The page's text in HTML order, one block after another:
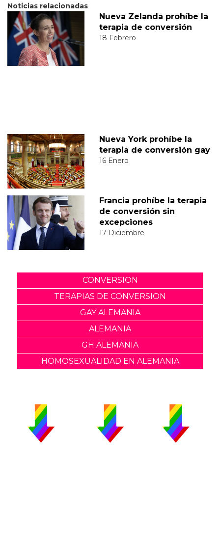
Noticias relacionadas
Nueva Zelanda prohíbe la
terapia de conversión
18 Febrero
Nueva York prohíbe la
terapia de conversión gay
16 Enero
Francia prohíbe la terapia
de conversión sin
excepciones
17 Diciembre
CONVERSION
TERAPIAS DE CONVERSION
GAY ALEMANIA
ALEMANIA
GH ALEMANIA
HOMOSEXUALIDAD EN ALEMANIA